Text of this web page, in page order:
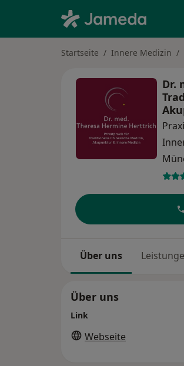
Startseite Innere Medizin
Dr.
Über uns
Über uns
Link
Webseite